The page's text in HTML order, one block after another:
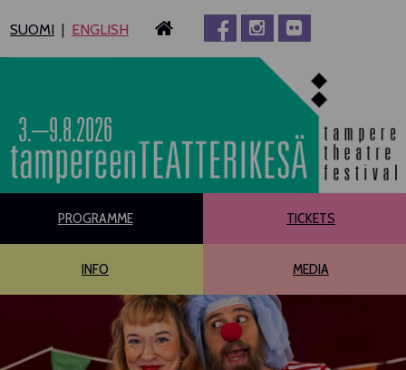
sisältöön
SUOMI ENGLISH
3.–9.8.2026
PROGRAMME TICKETS
INFO MEDIA